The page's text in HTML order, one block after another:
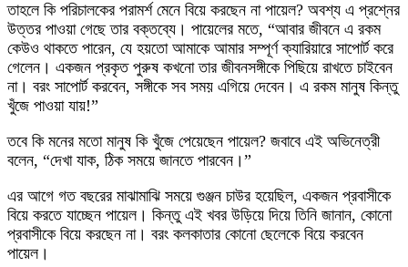
তাহলে কি পরিচালকের পরামর্শ মেনে বিয়ে করছেন না পায়েল? অবশ্য এ প্রশ্নের
উত্তর পাওয়া গেছে তার বক্তব্যে। পায়েলের মতে, “আবার জীবনে এ রকম
কেউও থাকতে পারেন, যে হয়তো আমাকে আমার সম্পূর্ণ ক্যারিয়ারে সাপোর্ট করে
গেলেন। একজন প্রকৃত পুরুষ কখনো তার জীবনসঙ্গীকে পিছিয়ে রাখতে চাইবেন
না। বরং সাপোর্ট করবেন, সঙ্গীকে সব সময় এগিয়ে দেবেন। এ রকম মানুষ কিন্তু
খুঁজে পাওয়া যায়!”
তবে কি মনের মতো মানুষ কি খুঁজে পেয়েছেন পায়েল? জবাবে এই অভিনেত্রী
বলেন, “দেখা যাক, ঠিক সময়ে জানতে পারবেন।”
এর আগে গত বছরের মাঝামাঝি সময়ে গুঞ্জন চাউর হয়েছিল, একজন প্রবাসীকে
বিয়ে করতে যাচ্ছেন পায়েল। কিন্তু এই খবর উড়িয়ে দিয়ে তিনি জানান, কোনো
প্রবাসীকে বিয়ে করছেন না। বরং কলকাতার কোনো ছেলেকে বিয়ে করবেন
পায়েল।